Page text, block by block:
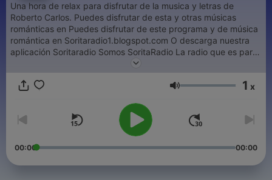
Una hora de relax para disfrutar de la musica y letras de
Roberto Carlos. Puedes disfrutar de esta y otras músicas
románticas en Puedes disfrutar de este programa y de música
romántica en Soritaradio1.blogspot.com O descarga nuestra
aplicación Soritaradio Somos SoritaRadio La radio que es para
Volumen 1 x
00:00 00:00